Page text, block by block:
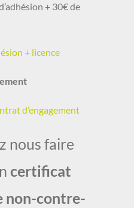
+ 30€ de
+ licence
d’engagement
nous faire
certificat
non-contre-